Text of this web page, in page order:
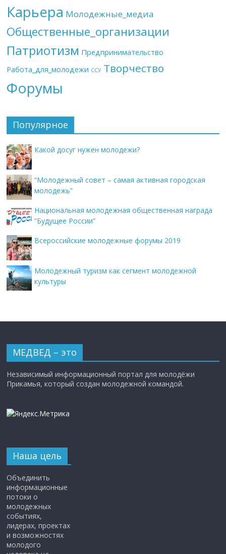
Карьера Молодежные_медиа
Общественные_организации
Патриотизм Предпринимательство
Работа_для_молодежи ССУ Творчество
Форумы
Популярное
Какой досуг нужен молодежи?
“Молодежный совет – самая активная городская
молодежь”
Национальная молодежная общественная награда
“Будущее России”
Всероссийские молодежные форумы 2019
Молодежный туризм как сегмент молодежной
культуры
МЕДВЕД – это
Независимый информационный портал для молодёжи
Прикамья, который создан молодежной командой.
Наша цель
Объединить
информационные
потоки о
молодежных
событиях,
лидерах, проектах
и возможностях
молодого